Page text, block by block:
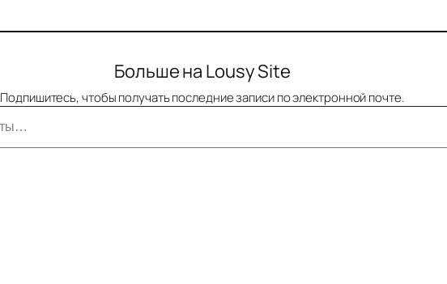
Больше на Lousy Site
Подпишитесь, чтобы получать последние записи по электронной почте.